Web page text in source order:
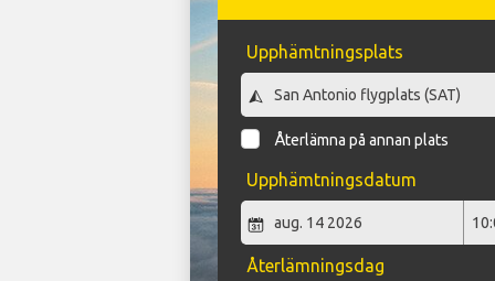
Upphämtningsplats
Återlämna på annan plats
Upphämtningsdatum
Återlämningsdag